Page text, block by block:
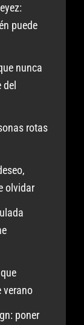
puede
nunca
del
rotas
olvidar
verano
poner